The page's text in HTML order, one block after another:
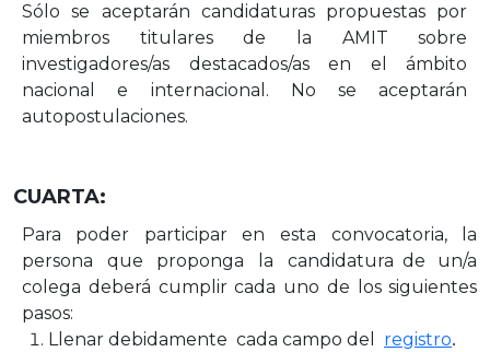
Sólo se aceptarán candidaturas propuestas por
miembros titulares de la AMIT sobre
investigadores/as
destacados/as en el
ámbito
nacional
e internacional. No se
aceptarán
autopostulaciones.
CUARTA:
Para poder participar en esta convocatoria,
la
persona
que proponga la candidatura de
un/a
colega deberá cumplir cada uno de los siguientes
pasos:
Llenar debidamente cada campo del registro.